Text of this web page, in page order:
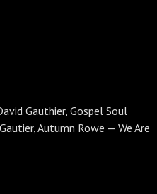
Gauthier, Gospel Soul
Autumn Rowe — We Are